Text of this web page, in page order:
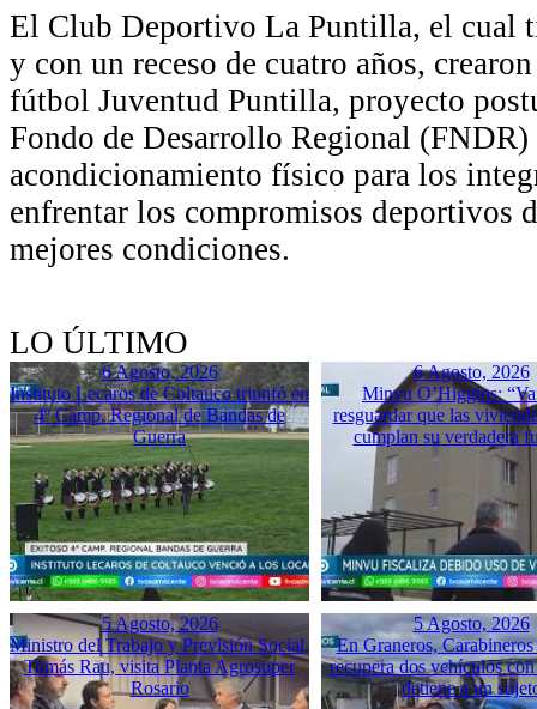
El Club Deportivo La Puntilla, el cual
y con un receso de cuatro años,
fútbol Juventud Puntilla, proyecto
Fondo de Desarrollo Regional (FNDR)
acondicionamiento físico para los
enfrentar los compromisos deportivos
mejores condiciones.
LO ÚLTIMO
6 Agosto, 2026
Instituto Lecaros de Coltauco triunfó en
4º Camp. Regional de Bandas de
Guerra
6 Agosto, 2026
Minvu O’Higgins:
resguardar que las
cumplan su verdadera
5 Agosto, 2026
Ministro del Trabajo y Previsión Social,
Tomás Rau, visita Planta Agrosuper
Rosario
5 Agosto, 2026
En Graneros,
recupera dos vehículos
detiene a un